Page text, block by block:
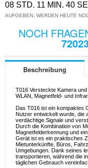
08 STD. 11 MIN. 40
AUFGEBEN, WERDEN HEUTE
NOCH
Beschreibung
T016 Versteckte Kamera
WLAN, Magnetfeld- und
Das T016 ist ein kompaktes
Nutzer entwickelt wurde, die
verdächtige Signale und
Durch die Kombination von
Magnetfelderkennung und
Gerät ist es ein praktisches
Mietunterkünfte, Büros,
Umgebungen. Dank seines
transportieren, während die
täglichen Gebrauch